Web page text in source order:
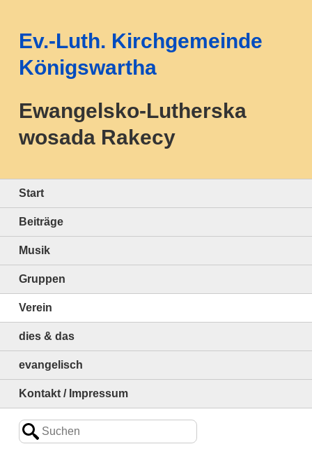
Ev.-Luth. Kirchgemeinde
Königswartha
Ewangelsko-Lutherska
wosada Rakecy
Start
Beiträge
Musik
Gruppen
Verein
dies & das
evangelisch
Kontakt / Impressum